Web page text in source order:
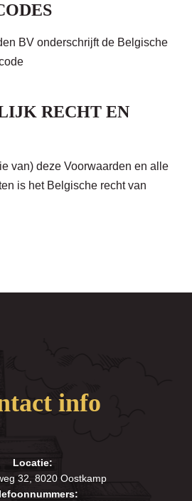
BV onderschrijft de Belgische
RECHT EN
van) deze Voorwaarden en alle
is het Belgische recht van
info
Locatie:
32, 8020 Oostkamp